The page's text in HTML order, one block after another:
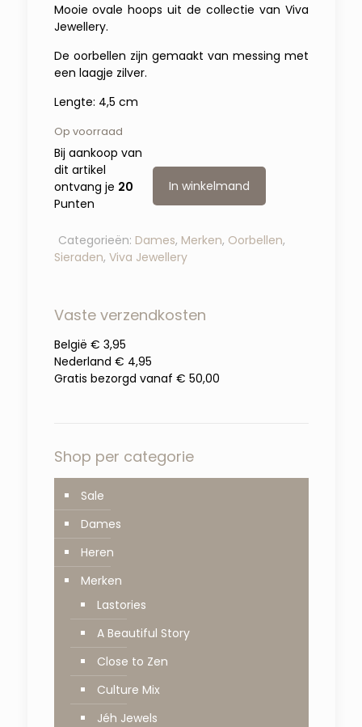
Mooie ovale hoops uit de collectie van Viva
Jewellery.
De oorbellen zijn gemaakt van messing met
een laagje zilver.
Lengte: 4,5 cm
Op voorraad
Bij aankoop van
dit artikel
ontvang je 20
Punten
In winkelmand
Categorieën: Dames, Merken, Oorbellen,
Sieraden, Viva Jewellery
Vaste verzendkosten
België € 3,95
Nederland € 4,95
Gratis bezorgd vanaf € 50,00
Shop per categorie
Sale
Dames
Heren
Merken
Lastories
A Beautiful Story
Close to Zen
Culture Mix
Jéh Jewels